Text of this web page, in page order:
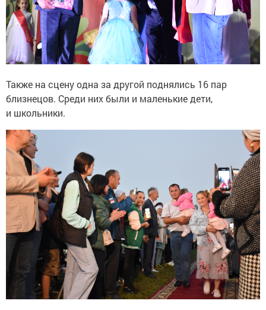
Также на сцену одна за другой поднялись 16 пар
близнецов. Среди них были и маленькие дети,
и школьники.